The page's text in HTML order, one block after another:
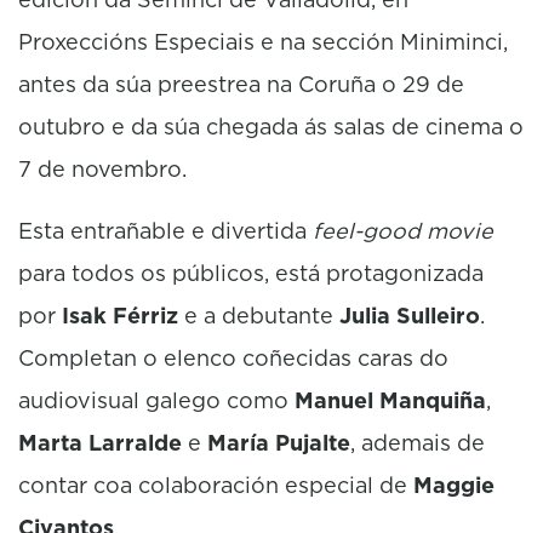
Proxeccións Especiais e na sección Miniminci,
antes da súa preestrea na Coruña o 29 de
outubro e da súa chegada ás salas de cinema o
7 de novembro.
Esta entrañable e divertida feel-good movie
para todos os públicos, está protagonizada
por Isak Férriz e a debutante Julia Sulleiro.
Completan o elenco coñecidas caras do
audiovisual galego como Manuel Manquiña,
Marta Larralde e María Pujalte, ademais de
contar coa colaboración especial de Maggie